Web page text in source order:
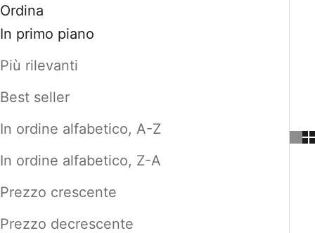
Ordina
In primo piano
Più rilevanti
Best seller
In ordine alfabetico, A-Z
In ordine alfabetico, Z-A
Prezzo crescente
Prezzo decrescente